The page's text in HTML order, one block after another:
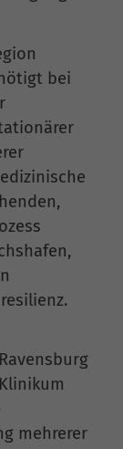
bei
mehrerer